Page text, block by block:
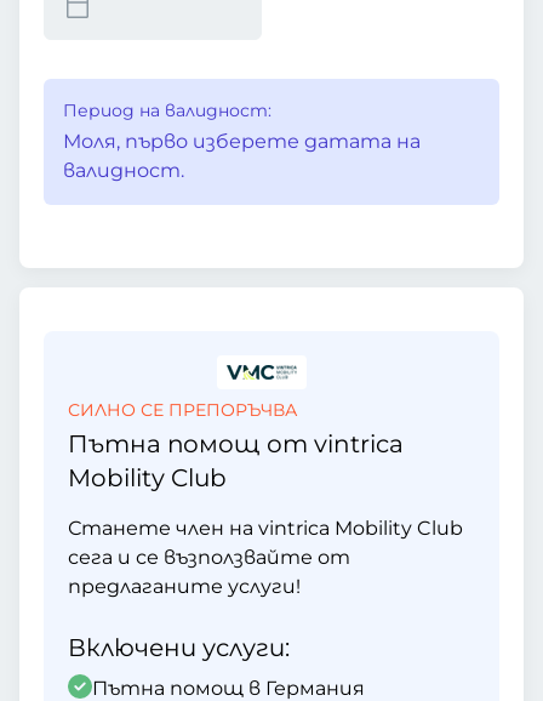
Период на валидност:
Моля, първо изберете датата на
валидност.
СИЛНО СЕ ПРЕПОРЪЧВА
Пътна помощ от vintrica
Mobility Club
Станете член на vintrica Mobility Club
сега и се възползвайте от
предлаганите услуги!
Включени услуги:
Пътна помощ в Германия